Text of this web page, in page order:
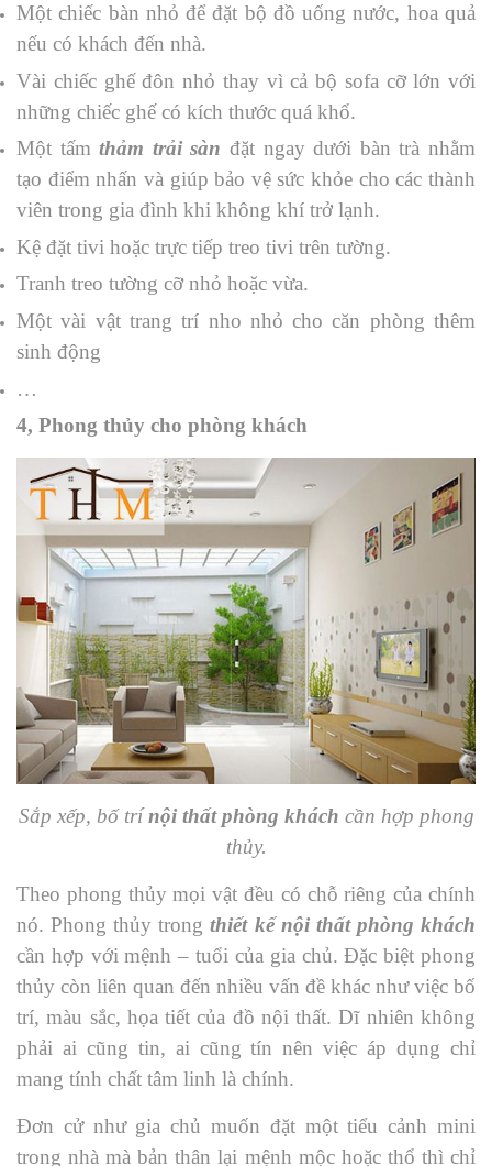
Một chiếc bàn nhỏ để đặt bộ đồ uống nước, hoa quả
nếu có khách đến nhà.
Vài chiếc ghế đôn nhỏ thay vì cả bộ sofa cỡ lớn với
những chiếc ghế có kích thước quá khổ.
Một tấmthảm trải sàn đặt ngay dưới bàn trà nhằm
tạo điểm nhấn và giúp bảo vệ sức khỏe cho các thành
viên trong gia đình khi không khí trở lạnh.
Kệ đặt tivi hoặc trực tiếp treo tivi trên tường.
Tranh treo tường cỡ nhỏ hoặc vừa.
Một vài vật trang trí nho nhỏ cho căn phòng thêm
sinh động
…
4, Phong thủy cho phòng khách
Sắp xếp, bố trínội thất phòng khách cần hợp phong
thủy.
Theo phong thủy mọi vật đều có chỗ riêng của chính
nó. Phong thủy trongthiết kế nội thất phòng khách
cần hợp với mệnh – tuổi của gia chủ. Đặc biệt phong
thủy còn liên quan đến nhiều vấn đề khác như việc bố
trí, màu sắc, họa tiết của đồ nội thất. Dĩ nhiên không
phải ai cũng tin, ai cũng tín nên việc áp dụng chỉ
mang tính chất tâm linh là chính.
Đơn cử như gia chủ muốn đặt một tiểu cảnh mini
trong nhà mà bản thân lại mệnh mộc hoặc thổ thì chỉ